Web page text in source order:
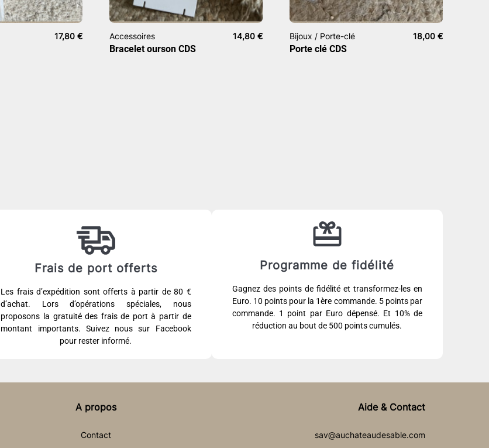
17,80 € Accessoires 14,80 €
Bracelet ourson CDS
Bijoux / Porte-clé 18,00 €
Porte clé CDS
Frais de port offerts
Les frais d’expédition sont offerts à partir de 80 €
d’achat. Lors d’opérations spéciales, nous
proposons la gratuité des frais de port à partir de
montant importants. Suivez nous sur Facebook
pour rester informé.
Programme de fidélité
Gagnez des points de fidélité et transformez-les en
Euro. 10 points pour la 1ère commande. 5 points par
commande. 1 point par Euro dépensé. Et 10% de
réduction au bout de 500 points cumulés.
A propos
Contact
Aide & Contact
sav@auchateaudesable.com